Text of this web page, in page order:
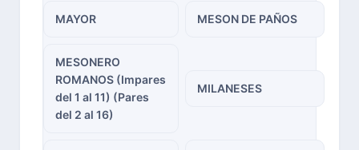
MAYOR MESON DE PAÑOS
MESONERO
ROMANOS (Impares
del 1 al 11) (Pares
del 2 al 16)
MILANESES